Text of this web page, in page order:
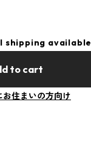
shipping available
to cart
お住まいの方向け